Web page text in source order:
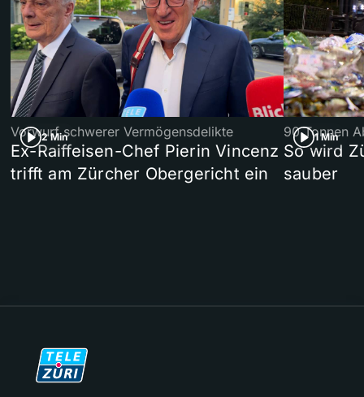
2 Min
Vorwurf schwerer Vermögensdelikte
Ex-Raiffeisen-Chef Pierin Vincenz
trifft am Zürcher Obergericht ein
1 Min
90 Tonnen
So wird
sauber